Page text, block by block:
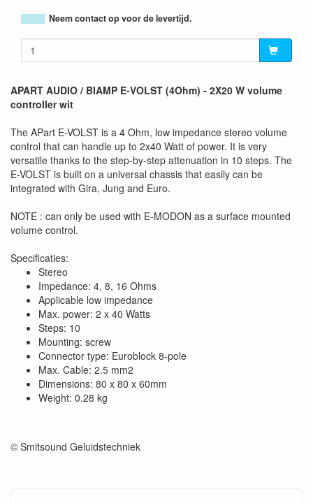
Neem contact op voor de levertijd.
APART AUDIO / BIAMP E-VOLST (4Ohm) - 2X20 W volume
controller wit
The APart E-VOLST is a 4 Ohm, low impedance stereo volume
control that can handle up to 2x40 Watt of power. It is very
versatile thanks to the step-by-step attenuation in 10 steps. The
E-VOLST is built on a universal chassis that easily can be
integrated with Gira, Jung and Euro.
NOTE : can only be used with E-MODON as a surface mounted
volume control.
Specificaties:
Stereo
Impedance: 4, 8, 16 Ohms
Applicable low impedance
Max. power: 2 x 40 Watts
Steps: 10
Mounting: screw
Connector type: Euroblock 8-pole
Max. Cable: 2.5 mm2
Dimensions: 80 x 80 x 60mm
Weight: 0.28 kg
© Smitsound Geluidstechniek